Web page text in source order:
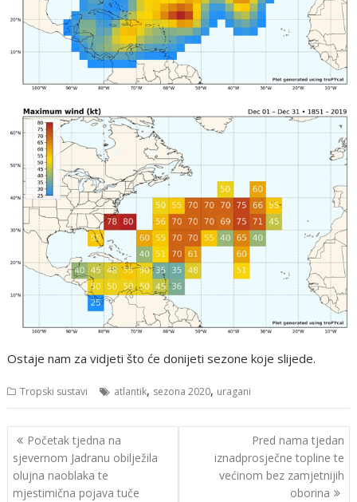
Ostaje nam za vidjeti što će donijeti sezone koje slijede.
Tropski sustavi atlantik, sezona 2020, uragani
Navigacija
objava
Početak tjedna na
sjevernom Jadranu obilježila
olujna naoblaka te
mjestimična pojava tuče
Pred nama tjedan
iznadprosječne topline te
većinom bez zamjetnijih
oborina